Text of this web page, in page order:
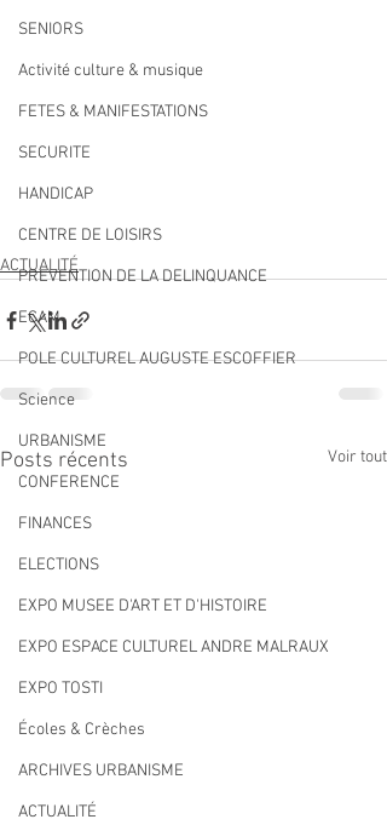
SENIORS
Activité culture & musique
FETES & MANIFESTATIONS
SECURITE
HANDICAP
CENTRE DE LOISIRS
PREVENTION DE LA DELINQUANCE
ECAM
POLE CULTUREL AUGUSTE ESCOFFIER
Science
URBANISME
CONFERENCE
FINANCES
ELECTIONS
EXPO MUSEE D'ART ET D'HISTOIRE
EXPO ESPACE CULTUREL ANDRE MALRAUX
EXPO TOSTI
Écoles & Crèches
ARCHIVES URBANISME
ACTUALITÉ
ACTUALITÉ
Posts récents Voir tout